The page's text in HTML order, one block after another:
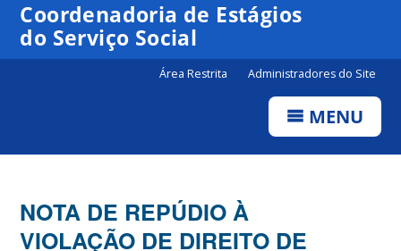
Canais
Coordenadoria de Estágios
do Serviço Social
Área Restrita Administradores do Site
MENU
NOTA DE REPÚDIO À
VIOLAÇÃO DE DIREITO DE